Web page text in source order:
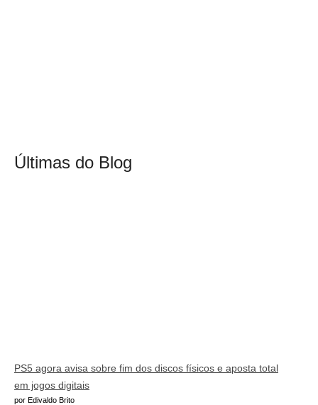
Últimas do Blog
PS5 agora avisa sobre fim dos discos físicos e aposta total
em jogos digitais
por Edivaldo Brito